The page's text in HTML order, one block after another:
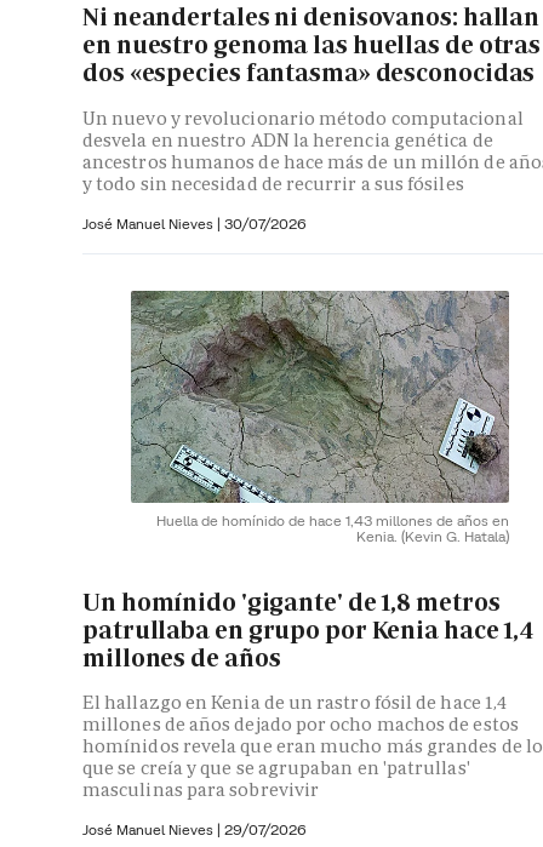
Ni neandertales ni denisovanos: hallan
en nuestro genoma las huellas de otras
dos «especies fantasma» desconocidas
Un nuevo y revolucionario método computacional
desvela en nuestro ADN la herencia genética de
ancestros humanos de hace más de un millón de
y todo sin necesidad de recurrir a sus fósiles
José Manuel Nieves | 30/07/2026
Huella de homínido de hace 1,43 millones de años en
Kenia. (Kevin G. Hatala)
Un homínido 'gigante' de 1,8 metros
patrullaba en grupo por Kenia hace 1,4
millones de años
El hallazgo en Kenia de un rastro fósil de hace 1,4
millones de años dejado por ocho machos de estos
homínidos revela que eran mucho más grandes de lo
que se creía y que se agrupaban en 'patrullas'
masculinas para sobrevivir
José Manuel Nieves | 29/07/2026